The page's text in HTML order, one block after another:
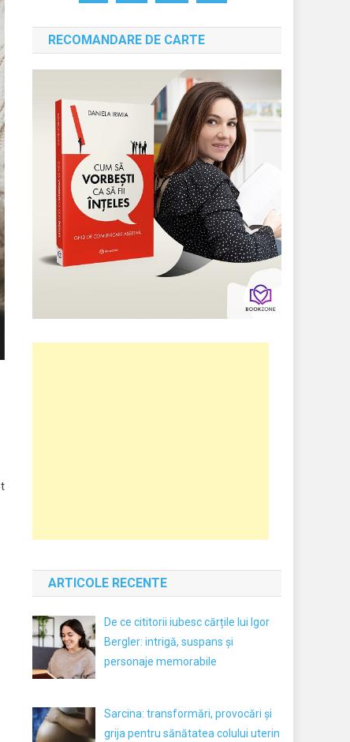
RECOMANDARE DE CARTE
ARTICOLE RECENTE
De ce cititorii iubesc cărțile lui Igor
Bergler: intrigă, suspans și
personaje memorabile
Sarcina: transformări, provocări și
grija pentru sănătatea colului uterin